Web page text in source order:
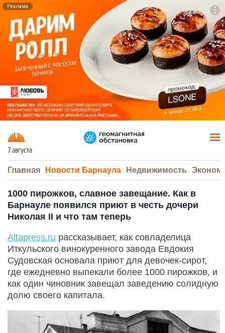
Реклама
7 августа
Главная Новости Барнаула Недвижимость
1000 пирожков, славное завещание. Как в
Барнауле появился приют в честь дочери
Николая II и что там теперь
Altapress.ru рассказывает, как совладелица
Иткульского винокуренного завода Евдокия
Судовская основала приют для девочек-сирот,
где ежедневно выпекали более 1000 пирожков, и
как один чиновник завещал заведению солидную
долю своего капитала.